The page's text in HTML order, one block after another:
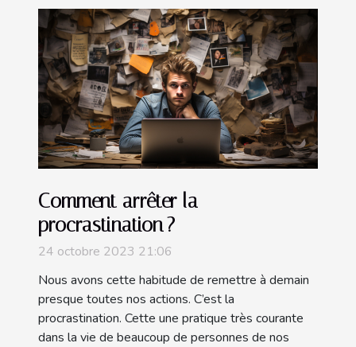
Comment arrêter la
procrastination ?
24 octobre 2023 21:06
Nous avons cette habitude de remettre à demain
presque toutes nos actions. C’est la
procrastination. Cette une pratique très courante
dans la vie de beaucoup de personnes de nos